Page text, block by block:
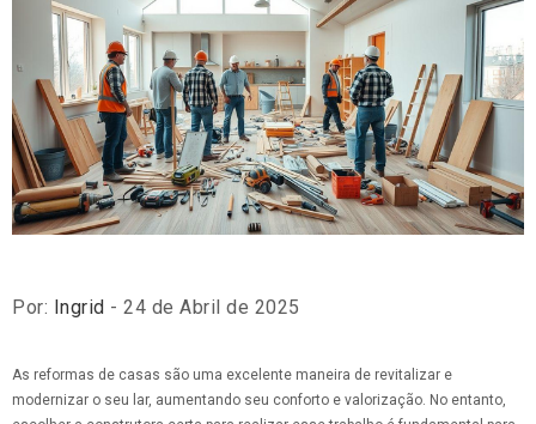
Por: Ingrid - 24 de Abril de 2025
As reformas de casas são uma excelente maneira de revitalizar e
modernizar o seu lar, aumentando seu conforto e valorização. No entanto,